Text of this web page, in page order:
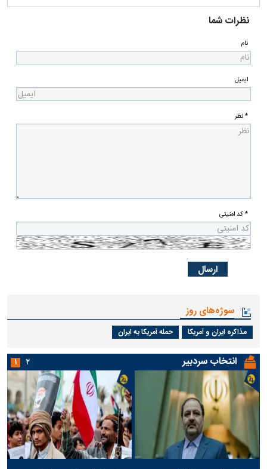
نظرات شما
نام
ایمیل
* نظر
* کد امنیتی
سوژه‌های روز
مذاکره ایران و آمریکا حمله آمریکا به ایران
انتخاب سردبیر ۱ ۲